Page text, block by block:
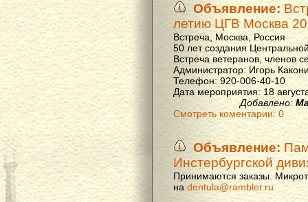
Объявление:
летию ЦГВ Москва
Встреча, Москва, Россия
50 лет создания
Встреча ветеранов, членов
Администратор: Игорь
Телефон: 920-006-40-10
Дата мероприятия: 18
Добавлено:
Смотреть коментарии: 0
Объявление:
Инстербургской
Принимаются заказы.
на dentula@rambler.ru